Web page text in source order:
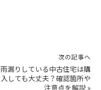
次の記事へ
雨漏りしている中古住宅は購
入しても大丈夫？確認箇所や
注意点を解説 »